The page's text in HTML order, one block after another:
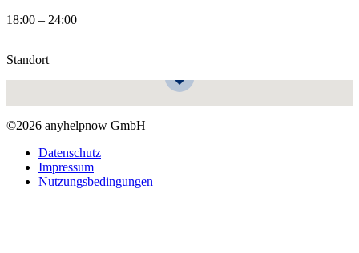
18:00 – 24:00
Standort
©2026 anyhelpnow GmbH
Datenschutz
Impressum
Nutzungsbedingungen